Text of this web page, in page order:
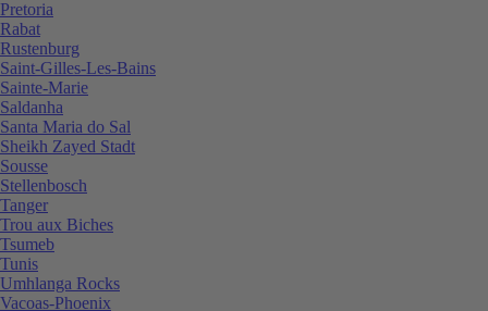
Pretoria
Rabat
Rustenburg
Saint-Gilles-Les-Bains
Sainte-Marie
Saldanha
Santa Maria do Sal
Sheikh Zayed Stadt
Sousse
Stellenbosch
Tanger
Trou aux Biches
Tsumeb
Tunis
Umhlanga Rocks
Vacoas-Phoenix